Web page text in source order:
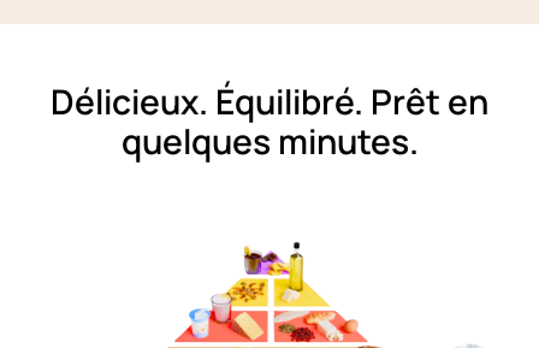
Délicieux. Équilibré. Prêt en
quelques minutes.